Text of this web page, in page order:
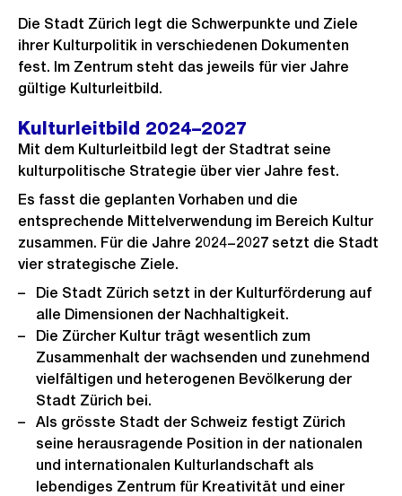
Die Stadt Zürich legt die Schwerpunkte und Ziele
ihrer Kulturpolitik in verschiedenen Dokumenten
fest. Im Zentrum steht das jeweils für vier Jahre
gültige Kulturleitbild.
Kulturleitbild 2024–2027
Mit dem Kulturleitbild legt der Stadtrat seine
kulturpolitische Strategie über vier Jahre fest.
Es fasst die geplanten Vorhaben und die
entsprechende Mittelverwendung im Bereich Kultur
zusammen. Für die Jahre 2024−2027 setzt die Stadt
vier strategische Ziele.
Die Stadt Zürich setzt in der Kulturförderung auf
alle Dimensionen der Nachhaltigkeit.
Die Zürcher Kultur trägt wesentlich zum
Zusammenhalt der wachsenden und zunehmend
vielfältigen und heterogenen Bevölkerung der
Stadt Zürich bei.
Als grösste Stadt der Schweiz festigt Zürich
seine herausragende Position in der nationalen
und internationalen Kulturlandschaft als
lebendiges Zentrum für Kreativität und einer